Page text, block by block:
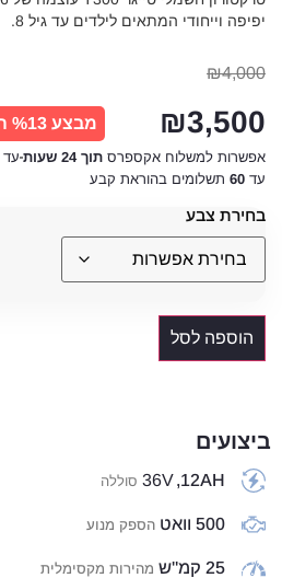
יפיפה וייחודי המתאים לילדים עד גיל 8.
₪4,000
₪3,500 מבצע %13 הנחה!
אפשרות למשלוח אקספרס תוך 24 שעות עד
עד 60 תשלומים בהוראת קבע
בחירת צבע
הוספה לסל
ביצועים
12AH,
36V סוללה
500 וואט הספק מנוע
25 קמ"ש מהירות מקסימלית